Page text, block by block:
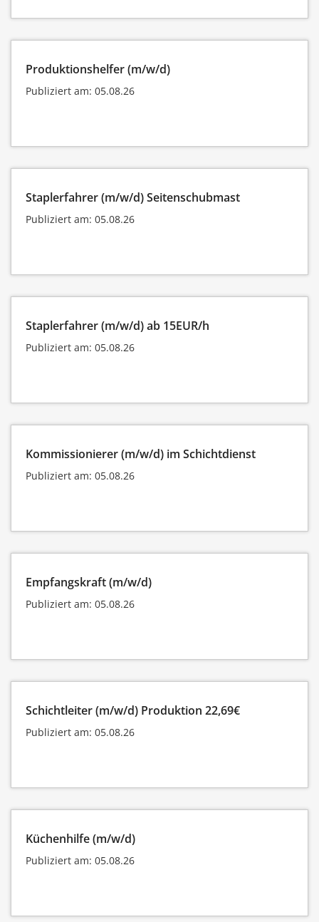
Produktionshelfer (m/w/d)
Publiziert am: 05.08.26
Staplerfahrer (m/w/d) Seitenschubmast
Publiziert am: 05.08.26
Staplerfahrer (m/w/d) ab 15EUR/h
Publiziert am: 05.08.26
Kommissionierer (m/w/d) im Schichtdienst
Publiziert am: 05.08.26
Empfangskraft (m/w/d)
Publiziert am: 05.08.26
Schichtleiter (m/w/d) Produktion 22,69€
Publiziert am: 05.08.26
Küchenhilfe (m/w/d)
Publiziert am: 05.08.26